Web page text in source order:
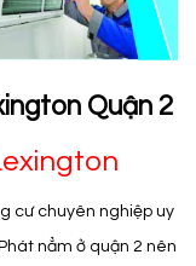
Quận 2
cư chuyên nghiệp uy
nẳm ở quận 2 nên